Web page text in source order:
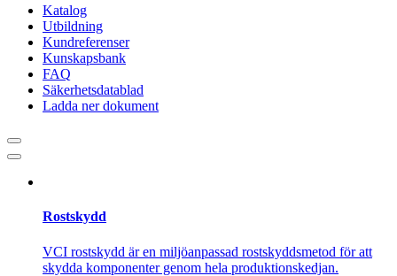
Katalog
Utbildning
Kundreferenser
Kunskapsbank
FAQ
Säkerhetsdatablad
Ladda ner dokument
Rostskydd
VCI rostskydd är en miljöanpassad rostskyddsmetod för att
skydda komponenter genom hela produktionskedjan.